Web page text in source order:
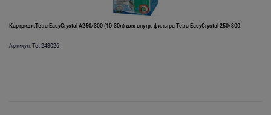
КартриджTetra EasyCrystal A250/300 (10-30л) для внутр. фильтра Tetra EasyCrystal 250/300
Артикул: Tet-243026